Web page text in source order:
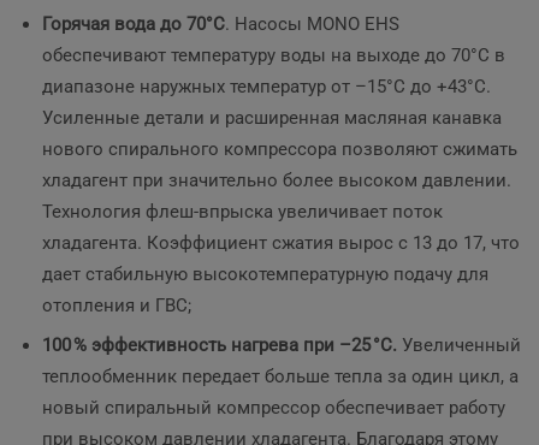
Горячая вода до 70°C. Насосы MONO EHS
обеспечивают температуру воды на выходе до 70°C в
диапазоне наружных температур от –15°C до +43°C.
Усиленные детали и расширенная масляная канавка
нового спирального компрессора позволяют сжимать
хладагент при значительно более высоком давлении.
Технология флеш‑впрыска увеличивает поток
хладагента. Коэффициент сжатия вырос с 13 до 17, что
дает стабильную высокотемпературную подачу для
отопления и ГВС;
100 % эффективность нагрева при –25 °C. Увеличенный
теплообменник передает больше тепла за один цикл, а
новый спиральный компрессор обеспечивает работу
при высоком давлении хладагента. Благодаря этому